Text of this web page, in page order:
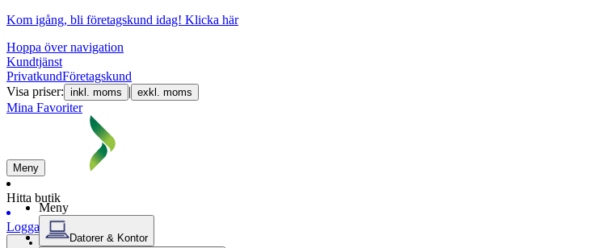
Kom igång, bli företagskund idag! Klicka här
Hoppa över navigation
Kundtjänst
PrivatkundFöretagskund
Visa priser: inkl. moms | exkl. moms
Mina Favoriter
Meny
Hitta butik
Logga in
Meny
Datorer & Kontor